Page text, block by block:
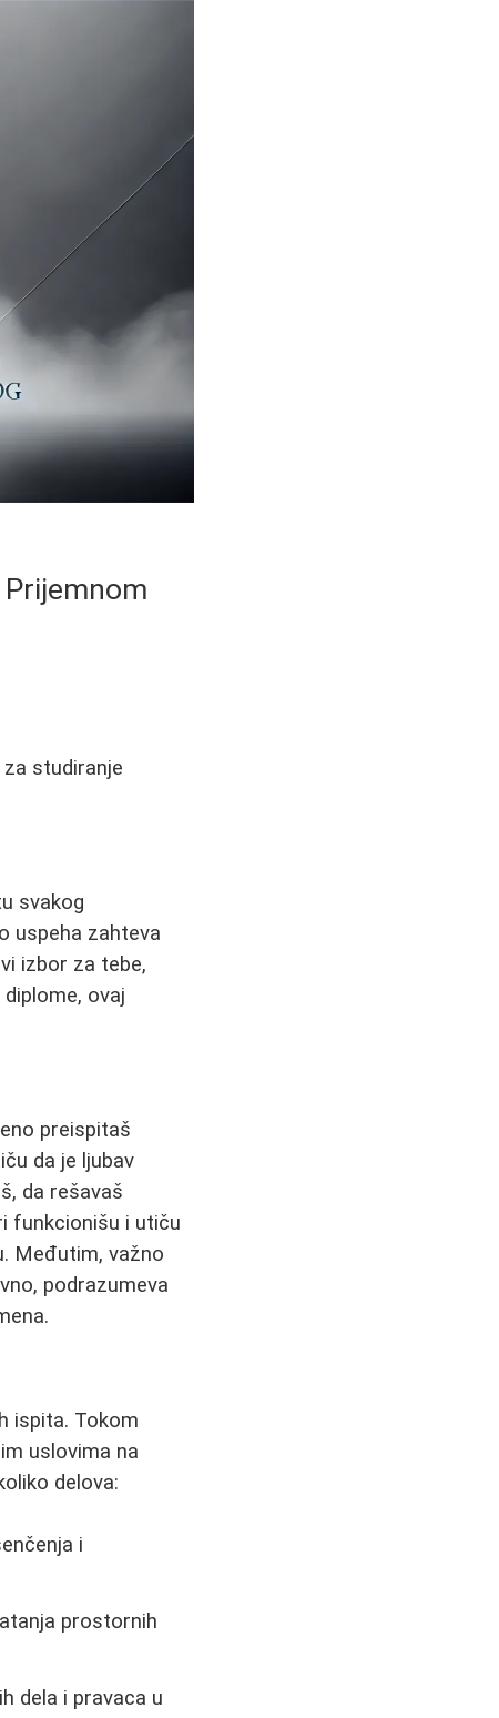
studiranje
svakog
uspeha zahteva
izbor za tebe,
ovaj
preispitaš
da je ljubav
da rešavaš
funkcionišu i utiču
Međutim, važno
podrazumeva
ispita. Tokom
uslovima na
delova:
i
prostornih
dela i pravaca u